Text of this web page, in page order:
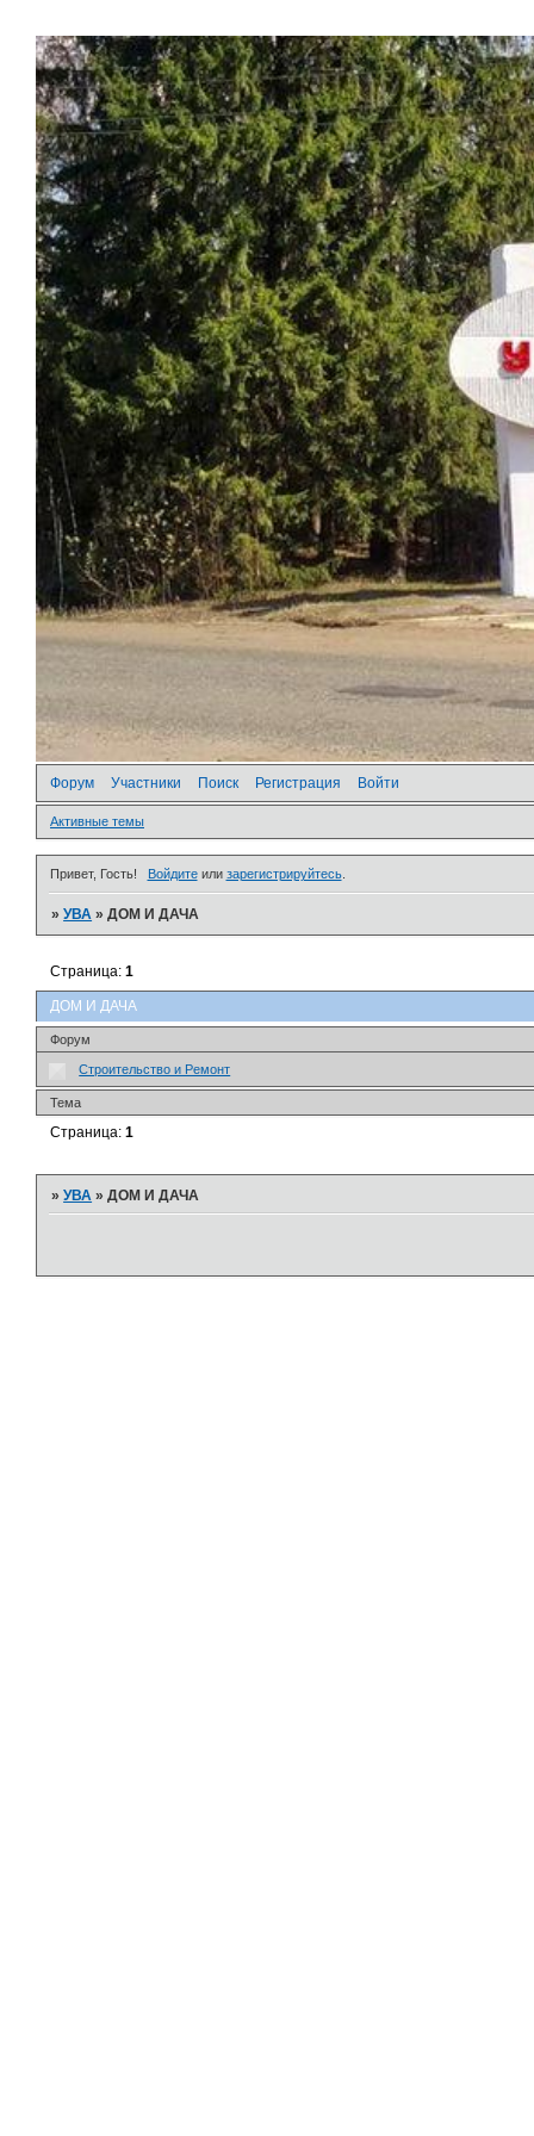
Форум Участники Поиск Регистрация Войти
Активные темы
Привет, Гость! Войдитеили зарегистрируйтесь.
»УВА »ДОМ И ДАЧА
ДОМ И ДАЧА
Страница:1
Форум
Строительство и Ремонт
Тема
Страница:1
»УВА »ДОМ И ДАЧА